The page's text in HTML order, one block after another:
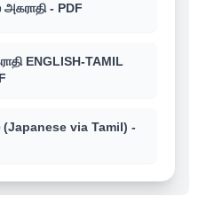
- PDF
ENGLISH-TAMIL
via Tamil) -